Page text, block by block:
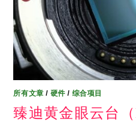
所有文章 / 硬件 / 综合项目
臻迪黄金眼云台